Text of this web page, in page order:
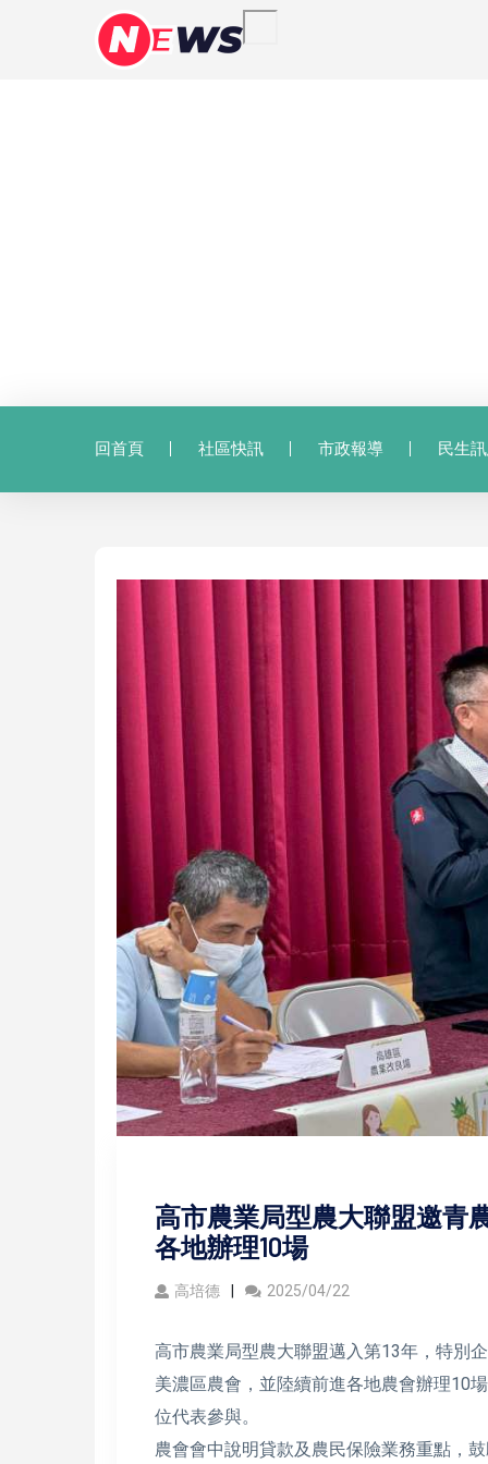
回首頁 社區快訊 市政報導 民生
高市農業局型農大聯盟邀青
各地辦理10場
高培德 2025/04/22
高市農業局型農大聯盟邁入第13年，特別
美濃區農會，並陸續前進各地農會辦理10
位代表參與。
農會會中說明貸款及農民保險業務重點，